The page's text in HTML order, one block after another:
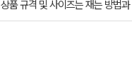
상품 규격 및 사이즈는 재는 방법